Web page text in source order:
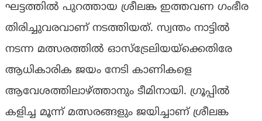
ഘട്ടത്തിൽ പുറത്തായ ശ്രീലങ്ക ഇത്തവണ ഗംഭീര
തിരിച്ചുവരവാണ് നടത്തിയത്. സ്വന്തം നാട്ടിൽ
നടന്ന മത്സരത്തിൽ ഓസ്‌ട്രേലിയയ്‌ക്കെതിരേ
ആധികാരിക ജയം നേടി കാണികളെ
ആവേശത്തിലാഴ്ത്താനും ടീമിനായി. ഗ്രൂപ്പിൽ
കളിച്ച മൂന്ന് മത്സരങ്ങളും ജയിച്ചാണ് ശ്രീലങ്ക